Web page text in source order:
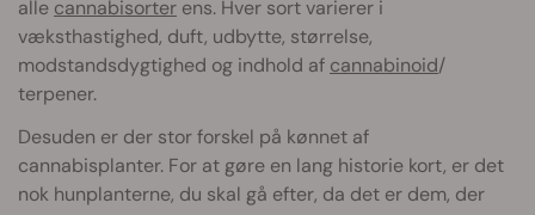
alle cannabisorter ens. Hver sort varierer i
væksthastighed, duft, udbytte, størrelse,
modstandsdygtighed og indhold af cannabinoid/
terpener.
Desuden er der stor forskel på kønnet af
cannabisplanter. For at gøre en lang historie kort, er det
nok hunplanterne, du skal gå efter, da det er dem, der